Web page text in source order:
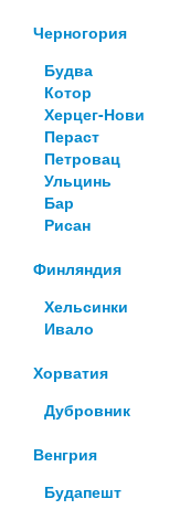
Черногория
Будва
Котор
Херцег-Нови
Пераст
Петровац
Ульцинь
Бар
Рисан
Финляндия
Хельсинки
Ивало
Хорватия
Дубровник
Венгрия
Будапешт